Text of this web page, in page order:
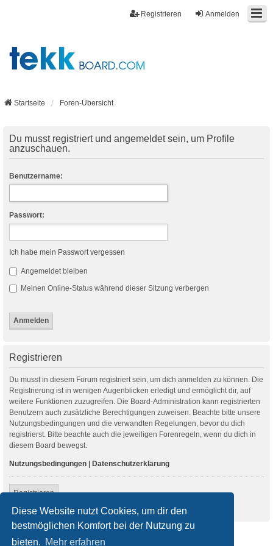
Diese Website nutzt Cookies, um dir den
bestmöglichen Komfort bei der Nutzung zu
bieten. Mehr erfahren
Anmelden
Registrieren
Startseite Foren-Übersicht
Du musst registriert und angemeldet sein, um Profile
anzuschauen.
Benutzername:
Passwort:
Ich habe mein Passwort vergessen
Angemeldet bleiben
Meinen Online-Status während dieser Sitzung verbergen
Registrieren
Du musst in diesem Forum registriert sein, um dich anmelden zu können. Die
Registrierung ist in wenigen Augenblicken erledigt und ermöglicht dir, auf
weitere Funktionen zuzugreifen. Die Board-Administration kann registrierten
Benutzern auch zusätzliche Berechtigungen zuweisen. Beachte bitte unsere
Nutzungsbedingungen und die verwandten Regelungen, bevor du dich
registrierst. Bitte beachte auch die jeweiligen Forenregeln, wenn du dich in
diesem Board bewegst.
Nutzungsbedingungen | Datenschutzerklärung
Registrieren
Startseite Foren-Übersicht